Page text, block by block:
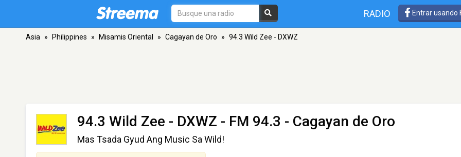
RADIO Entrar usando
Asia » Philippines » Misamis Oriental » Cagayan de Oro » 94.3 Wild Zee - DXWZ
94.3 Wild Zee - DXWZ - FM 94.3 - Cagayan de Oro
Mas Tsada Gyud Ang Music Sa Wild!